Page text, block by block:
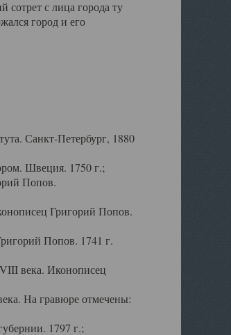
с лица города ту
город и его
Санкт-Петербург, 1880
Швеция. 1750 г.;
Попов.
Григорий Попов.
Попов. 1741 г.
века. Иконописец
На гравюре отмечены:
1797 г.;